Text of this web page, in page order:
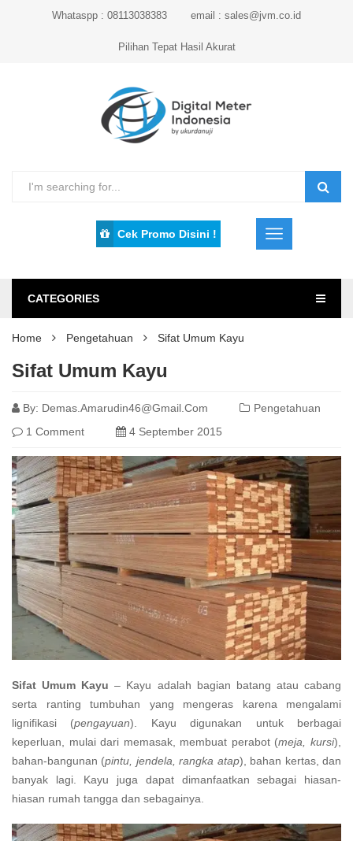
Whataspp : 08113038383 email : sales@jvm.co.id
Pilihan Tepat Hasil Akurat
Cek Promo Disini !
CATEGORIES
Home Pengetahuan Sifat Umum Kayu
Sifat Umum Kayu
By: Demas.amarudin46@gmail.com
Pengetahuan
1 Comment
4 September 2015
Sifat Umum Kayu – Kayu adalah bagian batang atau cabang
serta ranting tumbuhan yang mengeras karena mengalami
lignifikasi (pengayuan). Kayu digunakan untuk berbagai
keperluan, mulai dari memasak, membuat perabot (meja, kursi),
bahan-bangunan (pintu, jendela, rangka atap), bahan kertas, dan
banyak lagi. Kayu juga dapat dimanfaatkan sebagai hiasan-
hiasan rumah tangga dan sebagainya.